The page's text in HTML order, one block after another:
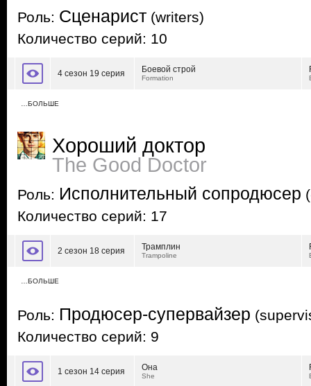
Роль: Сценарист (writers)
Количество серий: 10
4 сезон 19 серия Боевой строй
Formation
…БОЛЬШЕ
Хороший доктор
The Good Doctor
Роль: Исполнительный сопродюсер
Количество серий: 17
2 сезон 18 серия Трамплин
Trampoline
…БОЛЬШЕ
Роль: Продюсер-супервайзер
Количество серий: 9
1 сезон 14 серия Она
She